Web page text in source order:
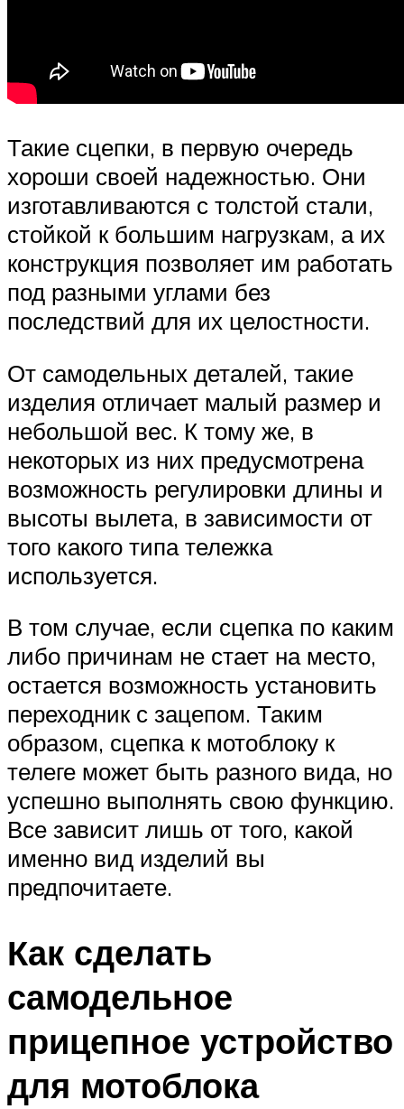
Такие сцепки, в первую очередь
хороши своей надежностью. Они
изготавливаются с толстой стали,
стойкой к большим нагрузкам, а их
конструкция позволяет им работать
под разными углами без
последствий для их целостности.
От самодельных деталей, такие
изделия отличает малый размер и
небольшой вес. К тому же, в
некоторых из них предусмотрена
возможность регулировки длины и
высоты вылета, в зависимости от
того какого типа тележка
используется.
В том случае, если сцепка по каким
либо причинам не стает на место,
остается возможность установить
переходник с зацепом. Таким
образом, сцепка к мотоблоку к
телеге может быть разного вида, но
успешно выполнять свою функцию.
Все зависит лишь от того, какой
именно вид изделий вы
предпочитаете.
Как сделать
самодельное
прицепное устройство
для мотоблока